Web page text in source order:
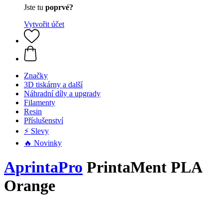
Jste tu poprvé?
Vytvořit účet
Značky
3D tiskárny a další
Náhradní díly a upgrady
Filamenty
Resin
Příslušenství
⚡ Slevy
🔥 Novinky
AprintaPro PrintaMent PLA
Orange